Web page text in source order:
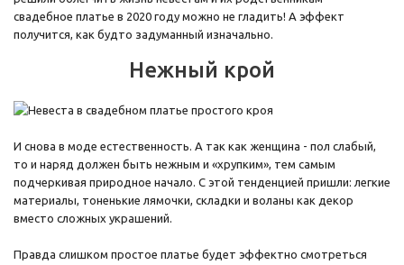
свадебное платье в 2020 году можно не гладить! А эффект
получится, как будто задуманный изначально.
Нежный крой
И снова в моде естественность. А так как женщина - пол слабый,
то и наряд должен быть нежным и «хрупким», тем самым
подчеркивая природное начало. С этой тенденцией пришли: легкие
материалы, тоненькие лямочки, складки и воланы как декор
вместо сложных украшений.
Правда слишком простое платье будет эффектно смотреться